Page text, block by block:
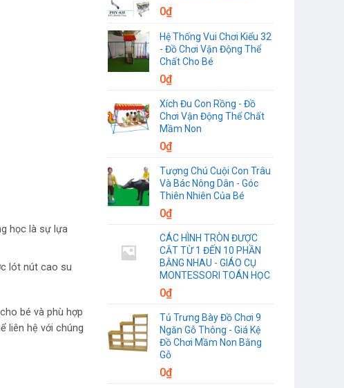
học là sự lựa
lót nút cao su
bé và phù hợp
liên hệ với chúng
0₫
Hệ Thống Vui Chơi Kiểu 32
- Đồ Chơi Vận Động Thể
Chất Cho Bé
0₫
Xích Đu Con Rồng - Đồ
Chơi Vận Động Thể Chất
Mầm Non
0₫
Tượng Chú Cuội Con Trâu
Và Bác Nông Dân - Góc
Thiên Nhiên Của Bé
0₫
CÁC HÌNH TRÒN ĐƯỢC
CẮT TỪ 1 ĐẾN 10 PHẦN
BẰNG NHAU - GIÁO CỤ
MONTESSORI TOÁN HỌC
0₫
Tủ Trưng Bày Đồ Chơi 9
Ngăn Gỗ Thông - Giá Kệ
Đồ Chơi Mầm Non Bằng
Gỗ
0₫